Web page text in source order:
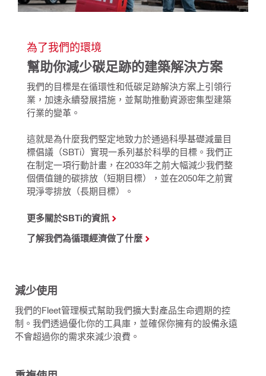
為了我們的環境
幫助你減少碳足跡的建築解決方案
我們的目標是在循環性和低碳足跡解決方案上引領行
業，加速永續發展措施，並幫助推動資源密集型建築
行業的變革。
這就是為什麼我們堅定地致力於通過科學基礎減量目
標倡議（SBTi）實現一系列基於科學的目標。我們正
在制定一項行動計畫，在2033年之前大幅減少我們整
個價值鏈的碳排放（短期目標），並在2050年之前實
現淨零排放（長期目標）。
更多關於SBTi的資訊
了解我們為循環經濟做了什麼
減少使用
我們的Fleet管理模式幫助我們擴大對產品生命週期的控
制。我們透過優化你的工具庫，並確保你擁有的設備永遠
不會超過你的需求來減少浪費。